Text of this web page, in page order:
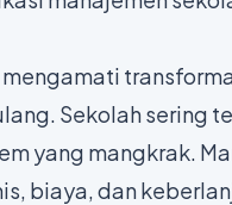
Sekolah sering
yang mangkrak.
biaya, dan